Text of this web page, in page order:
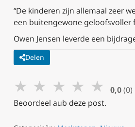
“De kinderen zijn allemaal zeer
een buitengewone geloofsvoller
Owen Jensen leverde een
Delen
★ ★ ★ ★ ★ 0,0 (0)
Beoordeel aub deze post.